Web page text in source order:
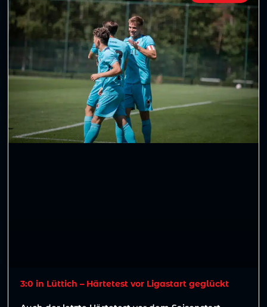
3:0 in Lüttich – Härtetest vor Ligastart geglückt